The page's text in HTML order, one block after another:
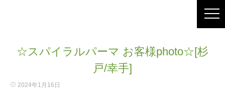
☆スパイラルパーマ お客様photo☆[杉
戸/幸手]
2024年1月16日